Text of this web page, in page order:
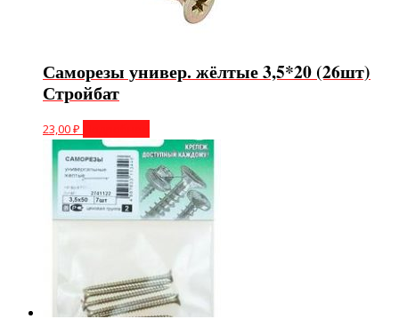
Саморезы универ. жёлтые 3,5*20 (26шт)
Стройбат
23,00₽